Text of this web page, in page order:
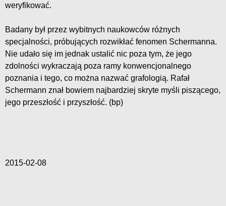
weryfikować.
Badany był przez wybitnych naukowców różnych
specjalności, próbujących rozwikłać fenomen Schermanna.
Nie udało się im jednak ustalić nic poza tym, że jego
zdolności wykraczają poza ramy konwencjonalnego
poznania i tego, co można nazwać grafologią. Rafał
Schermann znał bowiem najbardziej skryte myśli piszącego,
jego przeszłość i przyszłość. (bp)
2015-02-08